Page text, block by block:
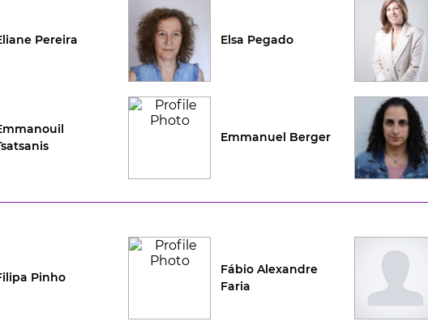
Pereira Elsa Pegado
Emmanuel Berger
Pinho
Fábio Alexandre
Faria